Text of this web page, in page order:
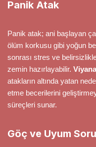
Panik Atak
Panik atak; ani başlayan
ölüm korkusu gibi yoğun
sonrası stres ve
zemin hazırlayabilir.
atakların altında yatan
etme becerilerini
süreçleri sunar.
Göç ve Uyum